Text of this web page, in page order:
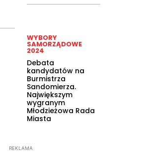
WYBORY
SAMORZĄDOWE
2024
Debata
kandydatów na
Burmistrza
Sandomierza.
Największym
wygranym
Młodzieżowa Rada
Miasta
REKLAMA